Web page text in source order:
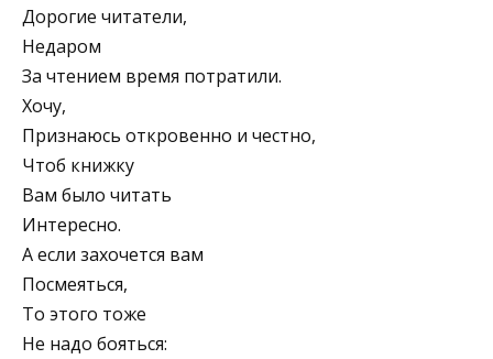
Дорогие читатели,
Недаром
За чтением время потратили.
Хочу,
Признаюсь откровенно и честно,
Чтоб книжку
Вам было читать
Интересно.
А если захочется вам
Посмеяться,
То этого тоже
Не надо бояться: